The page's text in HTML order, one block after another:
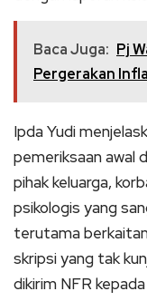
Baca Juga: Pj
Pergerakan
Ipda Yudi
pemeriksaan awal
pihak keluarga,
psikologis yang
terutama
skripsi yang tak
dikirim NFR